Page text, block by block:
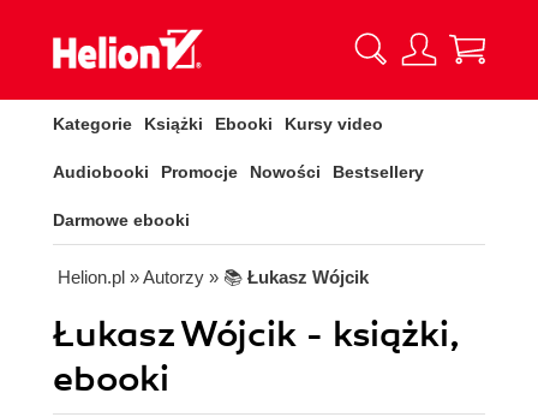
Kategorie Książki Ebooki Kursy video
Audiobooki Promocje Nowości Bestsellery
Darmowe ebooki
Helion.pl » Autorzy » 📚 Łukasz Wójcik
Łukasz Wójcik - książki,
ebooki